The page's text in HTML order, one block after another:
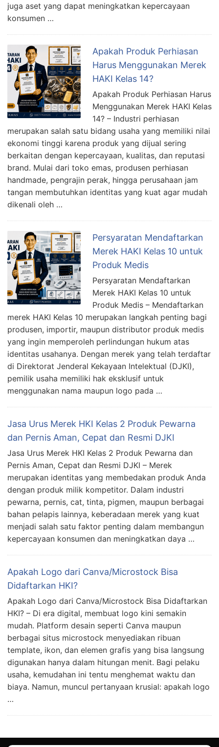
juga aset yang dapat meningkatkan kepercayaan
konsumen …
Apakah Produk Perhiasan
Harus Menggunakan Merek
HAKI Kelas 14?
Apakah Produk Perhiasan Harus
Menggunakan Merek HAKI Kelas
14? – Industri perhiasan
merupakan salah satu bidang usaha yang memiliki nilai
ekonomi tinggi karena produk yang dijual sering
berkaitan dengan kepercayaan, kualitas, dan reputasi
brand. Mulai dari toko emas, produsen perhiasan
handmade, pengrajin perak, hingga perusahaan jam
tangan membutuhkan identitas yang kuat agar mudah
dikenali oleh …
Persyaratan Mendaftarkan
Merek HAKI Kelas 10 untuk
Produk Medis
Persyaratan Mendaftarkan
Merek HAKI Kelas 10 untuk
Produk Medis – Mendaftarkan
merek HAKI Kelas 10 merupakan langkah penting bagi
produsen, importir, maupun distributor produk medis
yang ingin memperoleh perlindungan hukum atas
identitas usahanya. Dengan merek yang telah terdaftar
di Direktorat Jenderal Kekayaan Intelektual (DJKI),
pemilik usaha memiliki hak eksklusif untuk
menggunakan nama maupun logo pada …
Jasa Urus Merek HKI Kelas 2 Produk Pewarna
dan Pernis Aman, Cepat dan Resmi DJKI
Jasa Urus Merek HKI Kelas 2 Produk Pewarna dan
Pernis Aman, Cepat dan Resmi DJKI – Merek
merupakan identitas yang membedakan produk Anda
dengan produk milik kompetitor. Dalam industri
pewarna, pernis, cat, tinta, pigmen, maupun berbagai
bahan pelapis lainnya, keberadaan merek yang kuat
menjadi salah satu faktor penting dalam membangun
kepercayaan konsumen dan meningkatkan daya …
Apakah Logo dari Canva/Microstock Bisa
Didaftarkan HKI?
Apakah Logo dari Canva/Microstock Bisa Didaftarkan
HKI? – Di era digital, membuat logo kini semakin
mudah. Platform desain seperti Canva maupun
berbagai situs microstock menyediakan ribuan
template, ikon, dan elemen grafis yang bisa langsung
digunakan hanya dalam hitungan menit. Bagi pelaku
usaha, kemudahan ini tentu menghemat waktu dan
biaya. Namun, muncul pertanyaan krusial: apakah logo
…